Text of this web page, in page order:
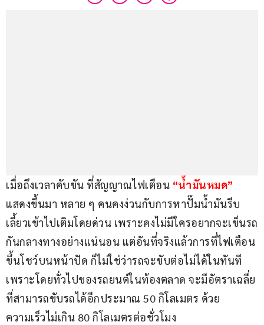
เมื่อถึงเวลาคับขัน ที่สัญญาณไฟเตือน “น้ำมันหมด”
แสดงขึ้นมา หลาย ๆ คนคงง่วนกับการหาปั๊มน้ำมันรีบ
เลี้ยวเข้าไปเติมโดยด่วน เพราะคงไม่มีใครอยากจะเข็นรถ
กันกลางทางอย่างแน่นอน แต่อันที่จริงแล้วการที่ไฟเตือน
ขึ้นโชว์บนหน้าปัด ก็ไม่ใช่ว่ารถจะขับต่อไม่ได้ในทันที
เพราะโดยทั่วไปของรถยนต์ในท้องตลาด จะมีอัตราเฉลี่ย
ที่สามารถขับรถได้อีกประมาณ 50 กิโลเมตร ด้วย
ความเร็วไม่เกิน 80 กิโลเมตรต่อชั่วโมง